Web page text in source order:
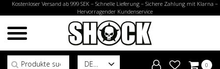
Kostenloser Versand ab 999 SEK – Schnelle Lieferung – Sichere Zahlung mit Klarna –
Hervorragender Kundenservice
DE
Suchen nach:
0